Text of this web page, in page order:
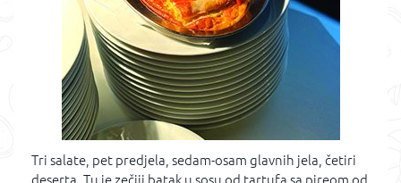
Tri salate, pet predjela, sedam-osam glavnih jela, četiri
deserta. Tu je zečiji batak u sosu od tartufa sa pireom od